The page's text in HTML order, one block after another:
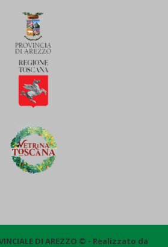
DI AREZZO © - Realizzato da